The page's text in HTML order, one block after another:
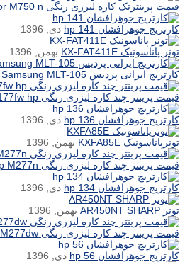
قیمت پرینترتک کاره لیزری رنگی HP Color M750 n
کارتریج جوهرافشان hp 141
دی, 1396
تونر پاناسونیک KX-FAT411E
بهمن, 1396
کارتریج ایرانی پردیس Tonner Samsung MLT-105
قیمت پرینتر چند کاره لیزری رنگی m177fw hp
کارتریج جوهرافشان hp 136
دی, 1396
تونرپاناسونیک KXFA85E
بهمن, 1396
قیمت پرینتر چند کاره لیزری رنگی hp M277n
کارتریج جوهرافشان hp 134
دی, 1396
تونر AR450NT SHARP
بهمن, 1396
قیمت پرینتر چند کاره لیزری رنگی HP PRO MFP M277dw
کارتریج جوهرافشان hp 56
دی, 1396